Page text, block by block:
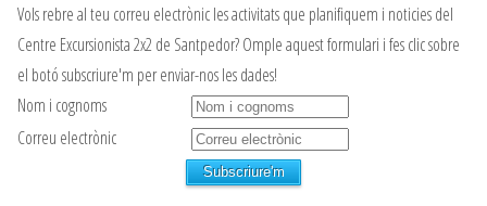
Vols rebre al teu correu electrònic les activitats que planifiquem i noticies del
Centre Excursionista 2x2 de Santpedor? Omple aquest formulari i fes clic sobre
el botó subscriure'm per enviar-nos les dades!
Nom i cognoms
Correu electrònic